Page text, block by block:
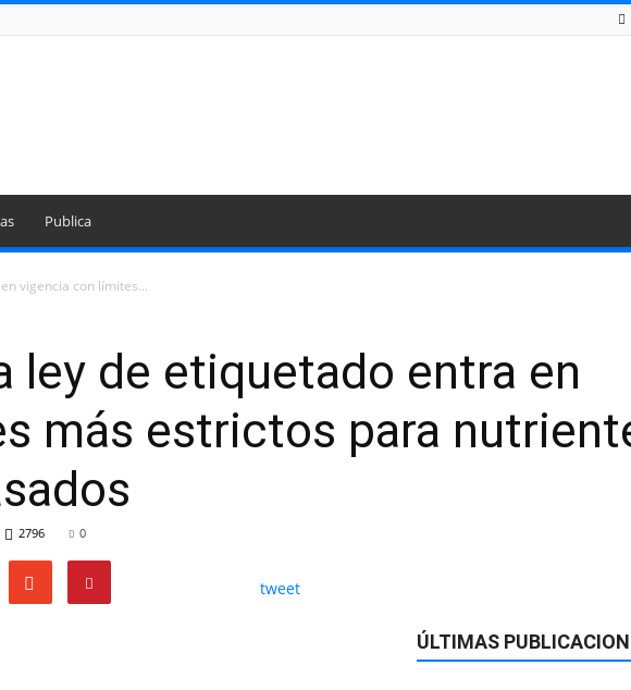
Publica
vigencia con límites...
ley de etiquetado entra en
más estrictos para
2796 0
tweet
ÚLTIMAS